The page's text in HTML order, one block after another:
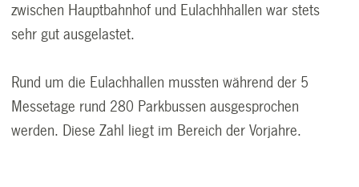
zwischen Hauptbahnhof und Eulachhhallen war stets
sehr gut ausgelastet.
Rund um die Eulachhallen mussten während der 5
Messetage rund 280 Parkbussen ausgesprochen
werden. Diese Zahl liegt im Bereich der Vorjahre.